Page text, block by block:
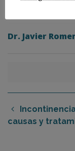
Dr. Javier
causas y